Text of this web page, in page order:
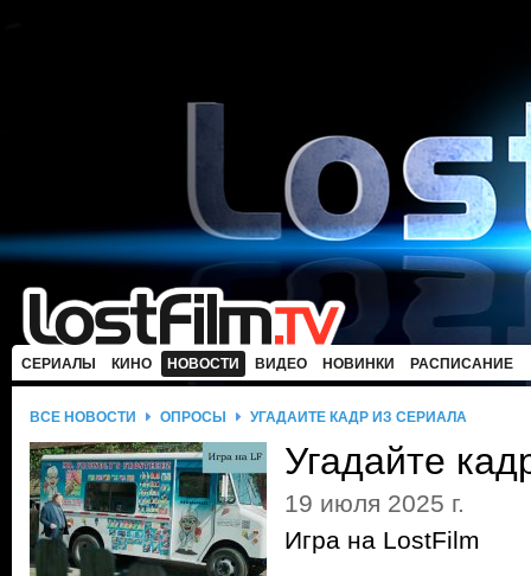
СЕРИАЛЫ КИНО НОВОСТИ ВИДЕО НОВИНКИ РАСПИСАНИЕ
ВСЕ НОВОСТИ ОПРОСЫ УГАДАЙТЕ КАДР ИЗ СЕРИАЛА
Угадайте
19 июля 2025 г.
Игра на LostFilm